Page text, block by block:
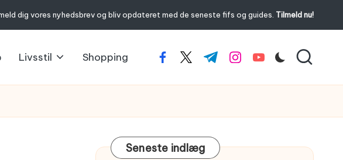
dig vores nyhedsbrev og bliv opdateret med de seneste fifs og guides. Tilmeld nu!
Livsstil Shopping facebook.com
twitter.com
t.me instagram.com
youtube.com
Seneste indlæg